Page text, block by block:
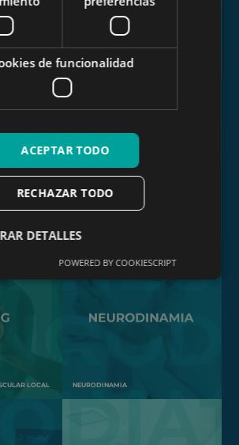
TERAPIA MANUAL
LOCAL NEURODINAMIA
de funcionalidad
ACEPTAR TODO
RECHAZAR TODO
DETALLES
POWERED BY COOKIESCRIPT